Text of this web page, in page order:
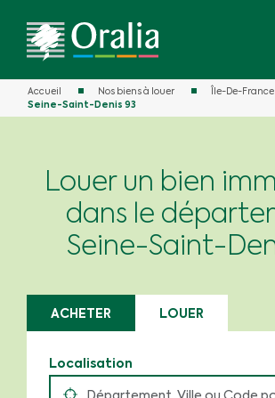
Accueil Nos biens à louer
Île-De-France
Seine-Saint-Denis 93
Louer un bien
dans le
Seine-Saint-
ACHETER LOUER
Localisation